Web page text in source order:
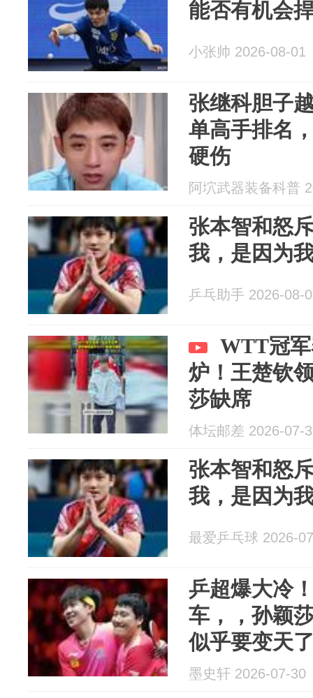
能否有机会
小张帅 2026-08-01
张继科胆子
单高手排名
硬伤
阿坹武器装备科普
张本智和怒
我，是因为
乒乓助手 2026-08-
WTT冠
炉！王楚钦
莎缺席
体坛邮差 2026-07-
张本智和怒
我，是因为
最爱乒乓球 2026-
乒超爆大冷
车，，孙颖
似乎要变天
墨史轩 2026-07-30